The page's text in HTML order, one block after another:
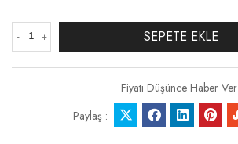
- + SEPETE EKLE
Fiyatı Düşünce Haber Ver
Paylaş :